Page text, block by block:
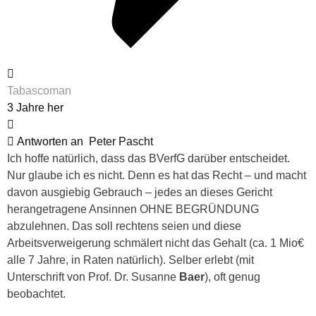
Tabascoman
3 Jahre her
Antworten an
Peter Pascht
Ich hoffe natürlich, dass das BVerfG darüber entscheidet.
Nur glaube ich es nicht. Denn es hat das Recht – und macht
davon ausgiebig Gebrauch – jedes an dieses Gericht
herangetragene Ansinnen OHNE BEGRÜNDUNG
abzulehnen. Das soll rechtens seien und diese
Arbeitsverweigerung schmälert nicht das Gehalt (ca. 1 Mio€
alle 7 Jahre, in Raten natürlich). Selber erlebt (mit
Unterschrift von Prof. Dr. Susanne Baer), oft genug
beobachtet.